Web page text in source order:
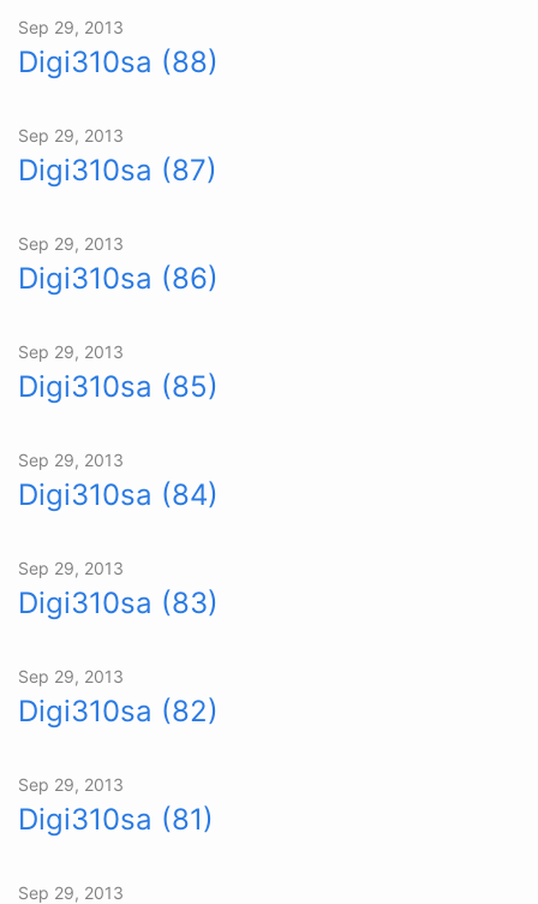
Sep 29, 2013
Digi310sa (88)
Sep 29, 2013
Digi310sa (87)
Sep 29, 2013
Digi310sa (86)
Sep 29, 2013
Digi310sa (85)
Sep 29, 2013
Digi310sa (84)
Sep 29, 2013
Digi310sa (83)
Sep 29, 2013
Digi310sa (82)
Sep 29, 2013
Digi310sa (81)
Sep 29, 2013